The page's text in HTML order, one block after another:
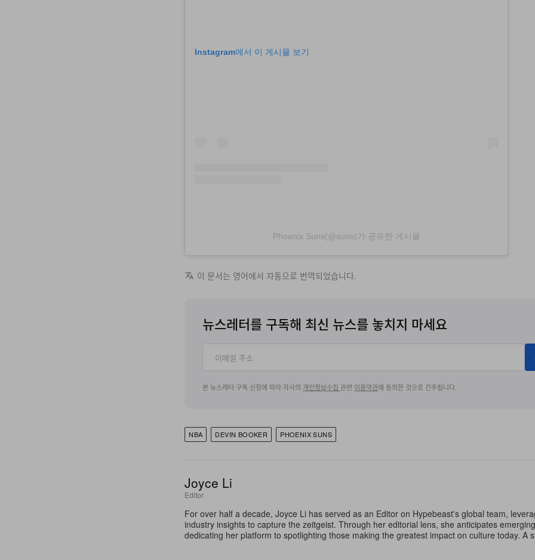
Instagram에서 이 게시물 보기
Phoenix Suns(@suns)가 공유한 게시물
이 문서는 영어에서 자동으로 번역되었습니다.
뉴스레터를 구독해 최신 뉴스를 놓치지 마세요
본 뉴스레터 구독 신청에 따라 자사의 개인정보수집관련 이용약관에 동의한 것으로 간주됩니다.
NBA DEVIN BOOKER PHOENIX SUNS
Joyce Li
Editor
For over half a decade, Joyce Li has served as an Editor on Hypebeast's global team,
industry insights to capture the zeitgeist. Through her editorial lens, she anticipates
dedicating her platform to spotlighting those making the greatest impact on culture today. A